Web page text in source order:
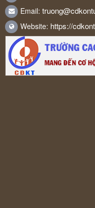
Email:
Website: https://